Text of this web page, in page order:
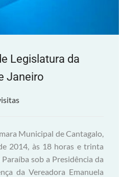
Legislatura da
Janeiro
Municipal de Cantagalo,
2014, às 18 horas e trinta
sob a Presidência da
da Vereadora Emanuela